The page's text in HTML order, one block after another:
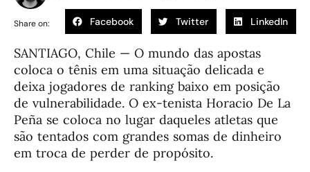
Share on: Facebook Twitter LinkedIn
SANTIAGO, Chile — O mundo das apostas
coloca o tênis em uma situação delicada e
deixa jogadores de ranking baixo em posição
de vulnerabilidade. O ex-tenista Horacio De La
Peña se coloca no lugar daqueles atletas que
são tentados com grandes somas de dinheiro
em troca de perder de propósito.